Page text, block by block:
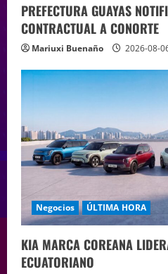
PREFECTURA GUAYAS
CONTRACTUAL A CONORTE
Mariuxi Buenaño 2026-08-
Negocios ÚLTIMA HORA
KIA MARCA COREANA
ECUATORIANO